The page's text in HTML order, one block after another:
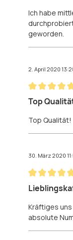
Ich habe
geworden.
2. April 2020
Bewertung
Top
Top Qualität!
30. März 2020
Bewertung
Kräftiges
absolute